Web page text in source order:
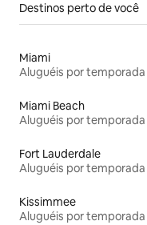
Destinos perto de você
Miami
Aluguéis por temporada
Miami Beach
Aluguéis por temporada
Fort Lauderdale
Aluguéis por temporada
Kissimmee
Aluguéis por temporada